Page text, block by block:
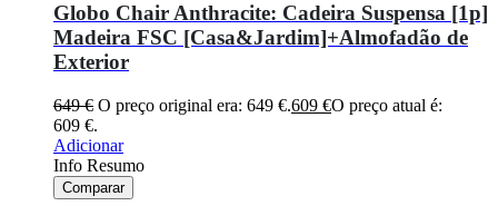
Globo Chair Anthracite: Cadeira Suspensa [1p]
Madeira FSC [Casa&Jardim]+Almofadão de
Exterior
649€ O preço original era: 649 €.609 €O preço atual é:
609 €.
Adicionar
Info Resumo
Comparar